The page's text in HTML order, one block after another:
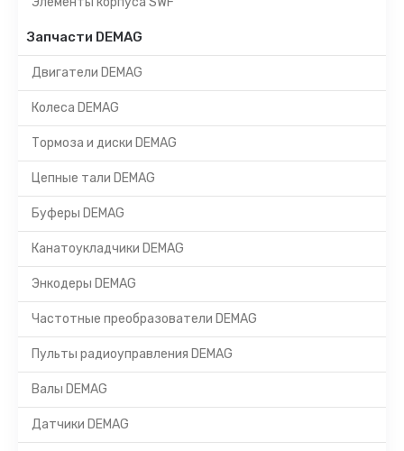
Запчасти DEMAG
Двигатели DEMAG
Колеса DEMAG
Тормоза и диски DEMAG
Цепные тали DEMAG
Буферы DEMAG
Канатоукладчики DEMAG
Энкодеры DEMAG
Частотные преобразователи DEMAG
Пульты радиоуправления DEMAG
Валы DEMAG
Датчики DEMAG